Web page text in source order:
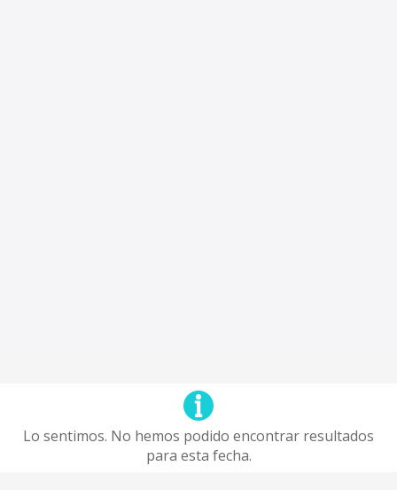
Lo sentimos. No hemos podido encontrar resultados
para esta fecha.